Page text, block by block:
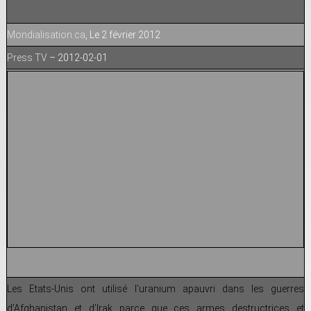
Mondialisation.ca , Le 2 février 2012
Press TV – 2012-02-01
Les Etats-Unis ont utilisé l’uranium apauvri dans les guerres
d’Afghanistan et d’Irak parce que ces armes destructrices et